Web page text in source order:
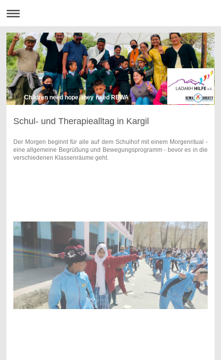
Children need hope, they need REWA
Schul- und Therapiealltag in Kargil
Der Morgen beginnt für alle auf dem Schulhof mit einem Morgenritual -
eine allgemeine Begrüßung und Bewegungsprogramm - bevor es in die
verschiedenen Klassenräume geht.